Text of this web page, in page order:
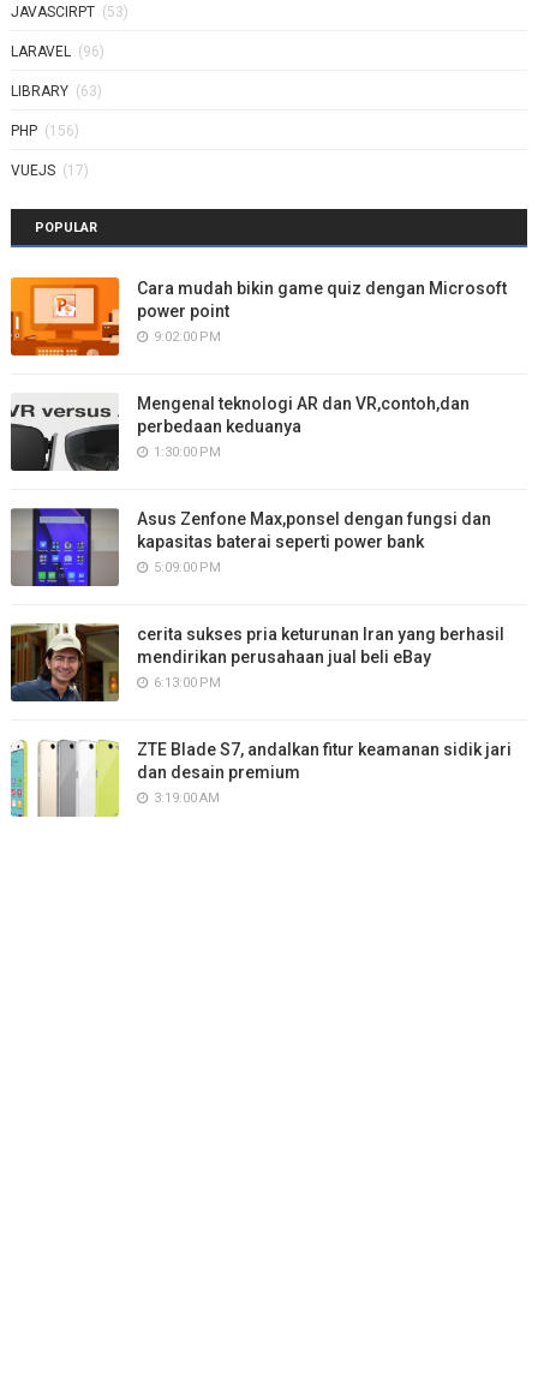
JAVASCIRPT (53)
LARAVEL (96)
LIBRARY (63)
PHP (156)
VUEJS (17)
POPULAR
Cara mudah bikin game quiz dengan Microsoft
power point
9:02:00 PM
Mengenal teknologi AR dan VR,contoh,dan
perbedaan keduanya
1:30:00 PM
Asus Zenfone Max,ponsel dengan fungsi dan
kapasitas baterai seperti power bank
5:09:00 PM
cerita sukses pria keturunan Iran yang berhasil
mendirikan perusahaan jual beli eBay
6:13:00 PM
ZTE Blade S7, andalkan fitur keamanan sidik jari
dan desain premium
3:19:00 AM